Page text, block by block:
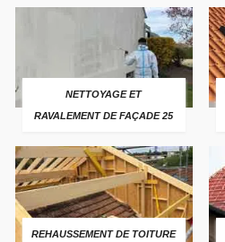
NETTOYAGE ET
RAVALEMENT DE FAÇADE 25
REHAUSSEMENT DE TOITURE